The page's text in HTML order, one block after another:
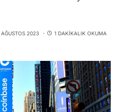
AĞUSTOS 2023 1 DAKIKALIK OKUMA